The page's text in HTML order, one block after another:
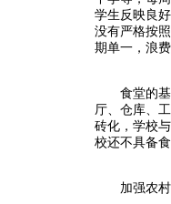
学生反映良
没有严格按
期单一，浪
食堂的基
厅、仓库、
砖化，学校
校还不具备食
加强农村